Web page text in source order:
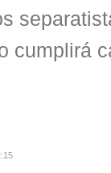
cumplirá